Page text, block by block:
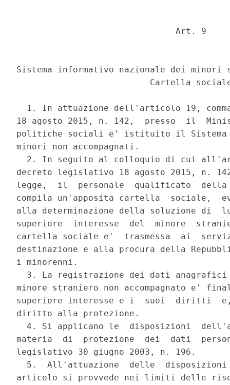
                               Art. 9
Sistema informativo nazionale dei minori
Cartella
1. In attuazione dell'articolo 19,
18 agosto 2015, n. 142,  presso  il
politiche sociali e' istituito il Sistema
minori non accompagnati.
2. In seguito al colloquio di cui
decreto legislativo 18 agosto 2015, n.
legge,  il  personale  qualificato
compila un'apposita cartella  sociale,
alla determinazione della soluzione di
superiore  interesse  del  minore
cartella sociale e'  trasmessa  ai
destinazione e alla procura della
i minorenni.
3. La registrazione dei dati
minore straniero non accompagnato e'
superiore interesse e i  suoi  diritti
diritto alla protezione.
4. Si applicano le  disposizioni
materia  di  protezione  dei  dati
legislativo 30 giugno 2003, n. 196.
5.  All'attuazione  delle
articolo si provvede nei limiti delle